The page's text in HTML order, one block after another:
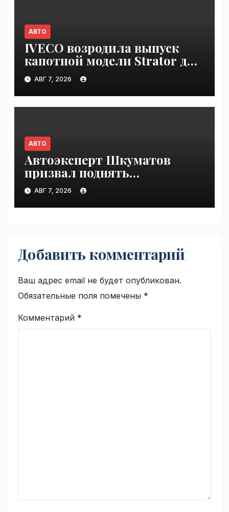
АВТО
IVECO возродила выпуск
капотной модели Strator для
Европы | VseTime.ru
АВГ 7, 2026
АВТО
Автоэксперт Шкуматов
призвал поднять
разрешённую скорость на
дорогах России | VseTime.ru
АВГ 7, 2026
Добавить комментарий
Ваш адрес email не будет опубликован.
Обязательные поля помечены *
Комментарий *